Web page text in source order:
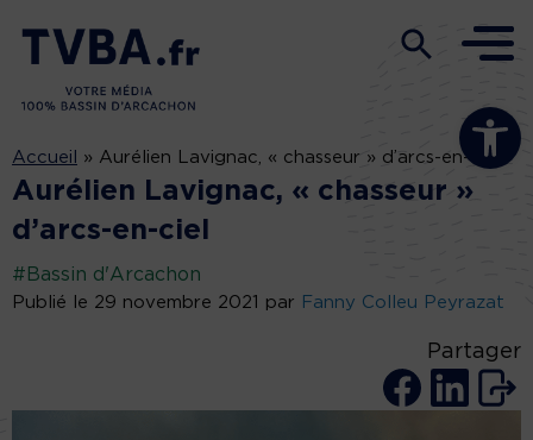
Ouvrir la
Accueil » Aurélien Lavignac, « chasseur » d’arcs-en-ciel
Aurélien Lavignac, « chasseur »
d’arcs-en-ciel
#Bassin d'Arcachon
Publié le 29 novembre 2021 par Fanny Colleu Peyrazat
Partager